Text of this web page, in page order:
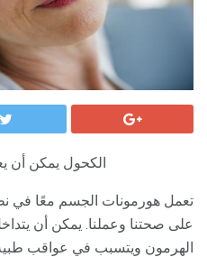
الكحول يمكن أن
تعمل هورمونات الجسم معًا في
على صحتنا وعملنا. يمكن أن
الهرمون ويتسبب في عواقب